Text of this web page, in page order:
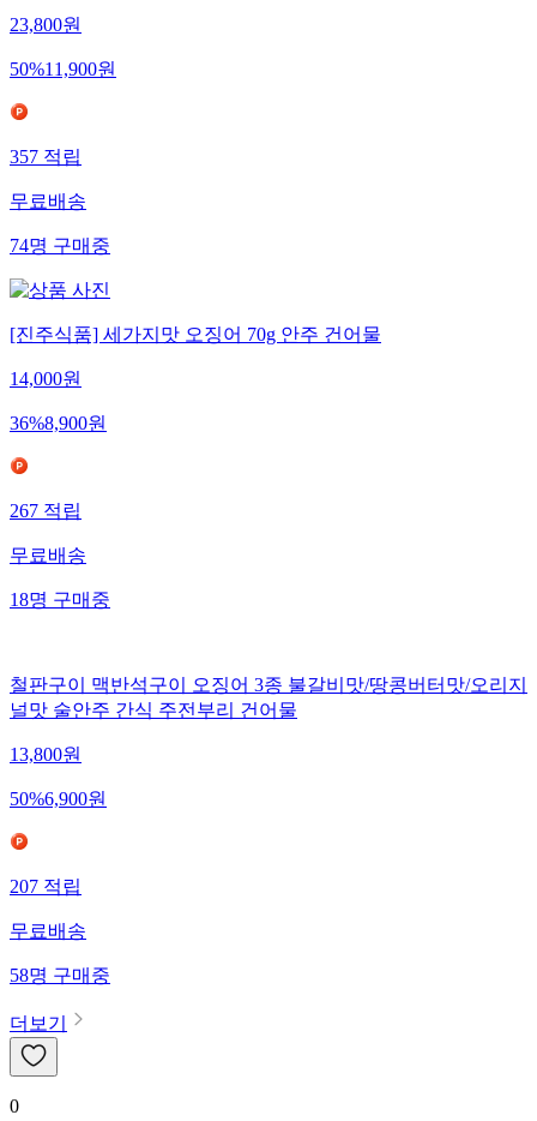
23,800원
50%11,900원
357적립
무료배송
74명구매중
[진주식품] 세가지맛 오징어 70g 안주 건어물
14,000원
36%8,900원
267적립
무료배송
18명구매중
철판구이 맥반석구이 오징어 3종 불갈비맛/땅콩버터맛/오리지
널맛 술안주 간식 주전부리 건어물
13,800원
50%6,900원
207적립
무료배송
58명구매중
더보기
0